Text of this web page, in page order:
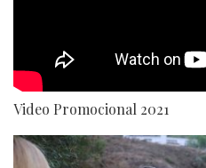
Video Promocional 2021